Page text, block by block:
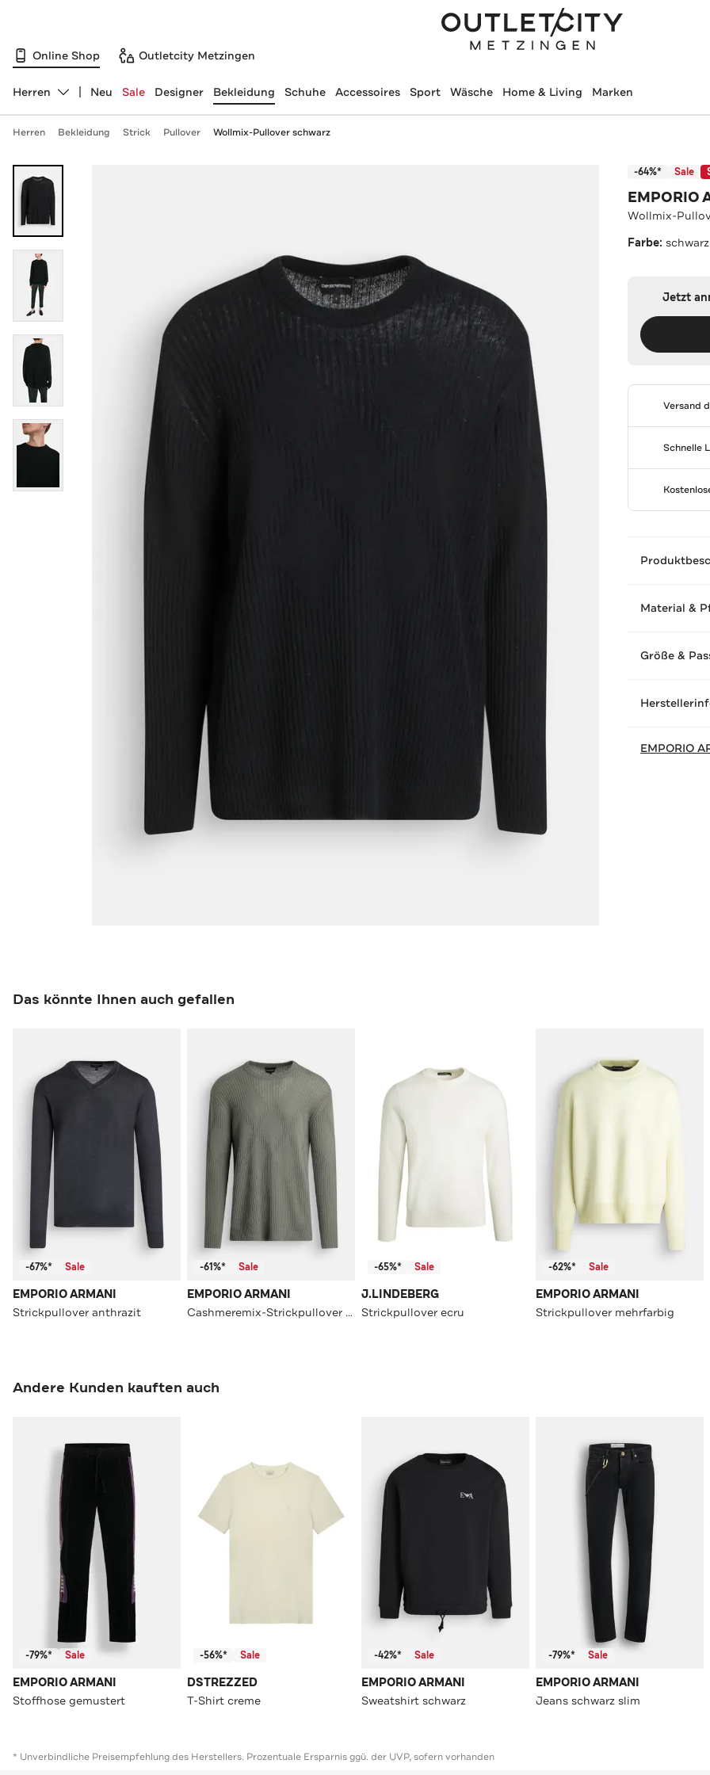
Online Shop Outletcity Metzingen
Abteilung ändern, ausgewählt:
Herren Neu Sale Designer Bekleidung Schuhe Accessoires Sport Wäsche Home & Living Marken
Herren Bekleidung Strick Pullover Wollmix-Pullover schwarz
-64%* Sale
EMPORIO
Wollmix-
Farbe: schwarz
Jetzt
Versand
Schnelle
Material &
Größe &
EMPORIO
Das könnte Ihnen auch gefallen
-67%* Sale
EMPORIO ARMANI
Strickpullover anthrazit
-61%* Sale
EMPORIO ARMANI
Cashmeremix-Strickpullover graugrün
-65%* Sale
J.LINDEBERG
Strickpullover ecru
-62%* Sale
EMPORIO ARMANI
Strickpullover mehrfarbig
Andere Kunden kauften auch
-79%* Sale
EMPORIO ARMANI
Stoffhose gemustert
-56%* Sale
DSTREZZED
T-Shirt creme
-42%* Sale
EMPORIO ARMANI
Sweatshirt schwarz
-79%* Sale
EMPORIO ARMANI
Jeans schwarz slim
* Unverbindliche Preisempfehlung des Herstellers. Prozentuale Ersparnis ggü. der UVP, sofern vorhanden